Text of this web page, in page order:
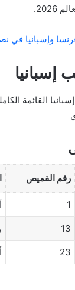
وإسبانيا في
إسبانيا
رقم القميص
1
13
23